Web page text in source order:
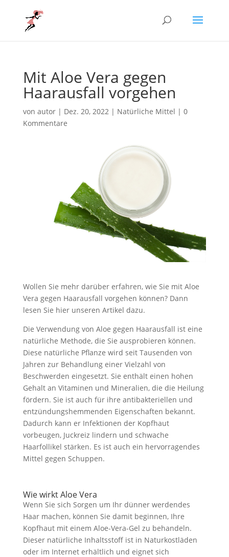
Mit Aloe Vera gegen
Haarausfall vorgehen
von autor| Dez. 20, 2022| Natürliche Mittel | 0
Kommentare
Wollen Sie mehr darüber erfahren, wie Sie mit Aloe
Vera gegen Haarausfall vorgehen können? Dann
lesen Sie hier unseren Artikel dazu.
Die Verwendung von Aloe gegen Haarausfall ist eine
natürliche Methode, die Sie ausprobieren können.
Diese natürliche Pflanze wird seit Tausenden von
Jahren zur Behandlung einer Vielzahl von
Beschwerden eingesetzt. Sie enthält einen hohen
Gehalt an Vitaminen und Mineralien, die die Heilung
fördern. Sie ist auch für ihre antibakteriellen und
entzündungshemmenden Eigenschaften bekannt.
Dadurch kann er Infektionen der Kopfhaut
vorbeugen, Juckreiz lindern und schwache
Haarfollikel stärken. Es ist auch ein hervorragendes
Mittel gegen Schuppen.
Wie wirkt Aloe Vera
Wenn Sie sich Sorgen um Ihr dünner werdendes
Haar machen, können Sie damit beginnen, Ihre
Kopfhaut mit einem Aloe-Vera-Gel zu behandeln.
Dieser natürliche Inhaltsstoff ist in Naturkostläden
oder im Internet erhältlich und eignet sich